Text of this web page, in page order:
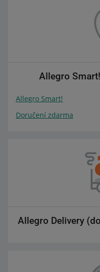
Allegro
Allegro Smart!
Doručení zdarma
Allegro Delivery